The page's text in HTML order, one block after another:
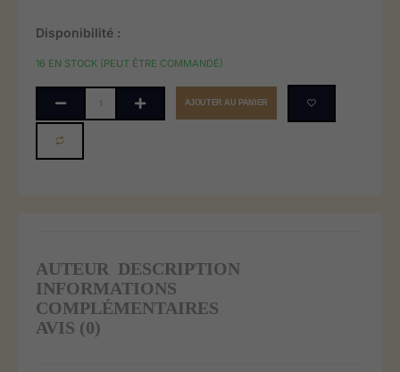
Disponibilité :
16 EN STOCK (PEUT ÊTRE COMMANDÉ)
quantité
sahara
problématique
du
berceau
de
AJOUTER AU PANIER
AUTEUR DESCRIPTION
INFORMATIONS
COMPLÉMENTAIRES
AVIS (0)